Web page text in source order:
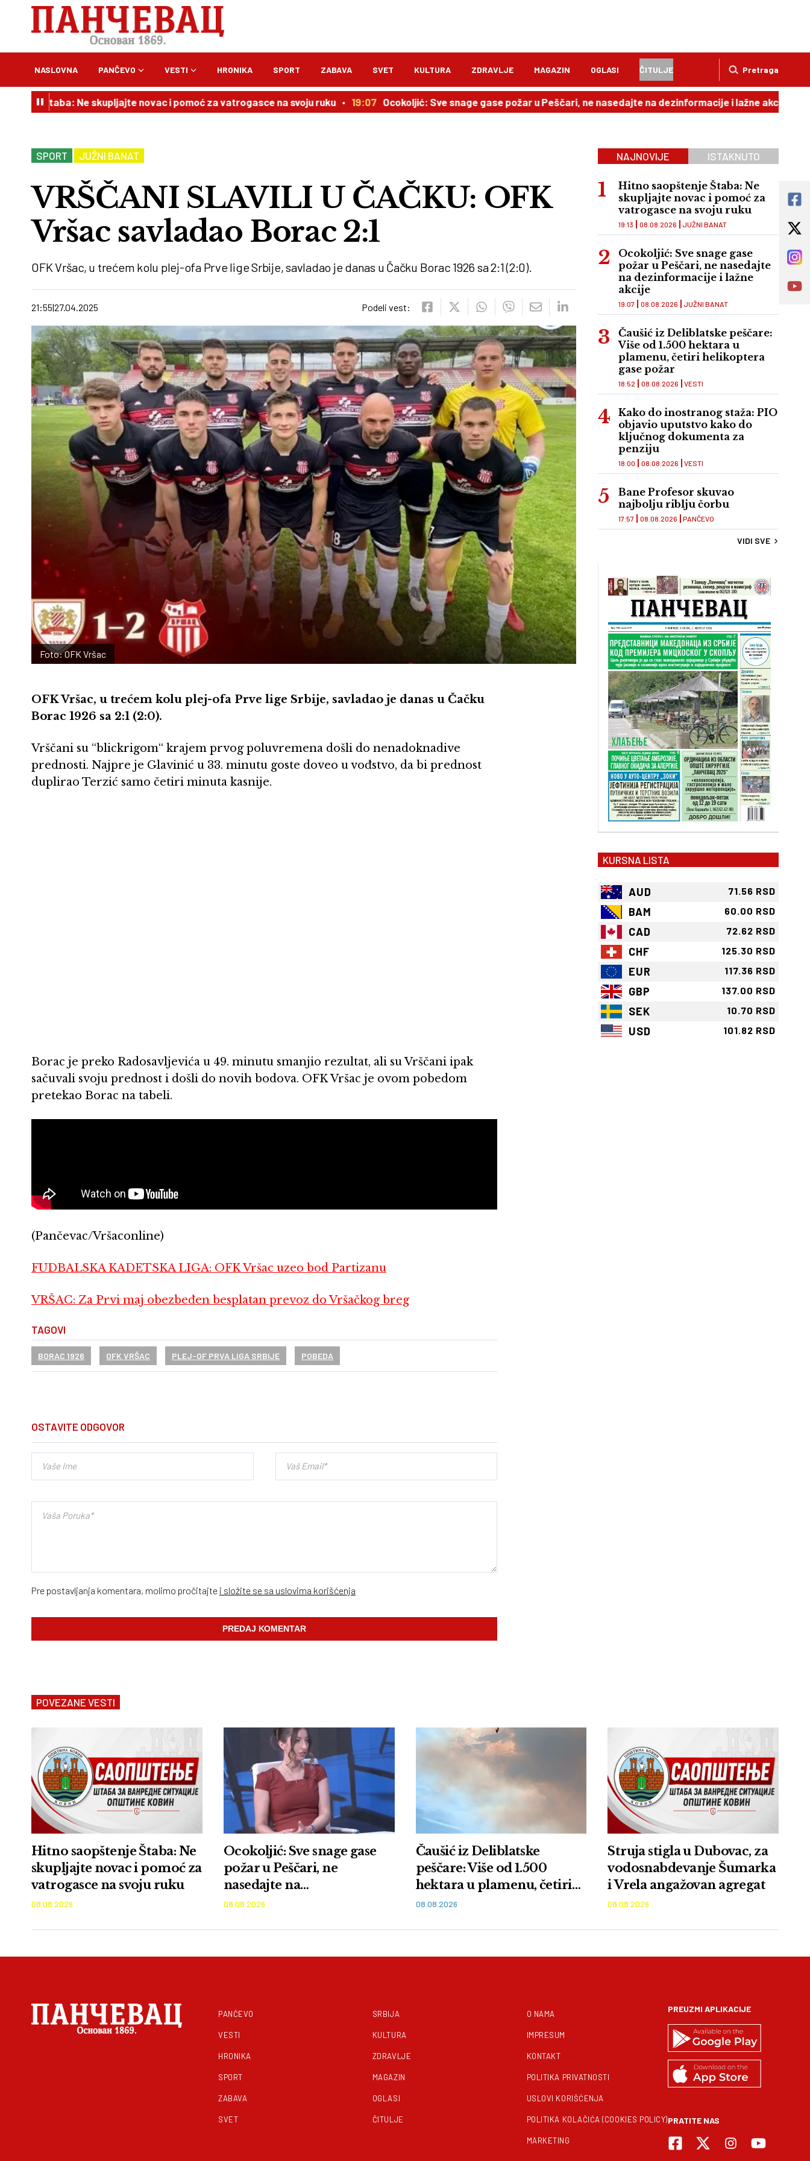
Pretraga
NASLOVNA PANČEVO VESTI HRONIKA SPORT ZABAVA SVET KULTURA ZDRAVLJE MAGAZIN OGLASI ČITULJE
Štaba: Ne skupljajte novac i pomoć za vatrogasce na svoju ruku 19:07 Ocokoljić: Sve snage gase požar u Peščari, ne nasedajte na dezinformacije i lažne akcije 18:52
SPORT JUŽNI BANAT
VRŠČANI SLAVILI U ČAČKU: OFK
Vršac savladao Borac 2:1
OFK Vršac, u trećem kolu plej-ofa Prve lige Srbije, savladao je danas u Čačku Borac 1926 sa 2:1 (2:0).
21:55 27.04.2025 Podeli vest:
Foto: OFK Vršac
OFK Vršac, u trećem kolu plej-ofa Prve lige Srbije, savladao je danas u Čačku
Borac 1926 sa 2:1 (2:0).
Vrščani su “blickrigom“ krajem prvog poluvremena došli do nenadoknadive
prednosti. Najpre je Glavinić u 33. minutu goste doveo u vođstvo, da bi prednost
duplirao Terzić samo četiri minuta kasnije.
Borac je preko Radosavljevića u 49. minutu smanjio rezultat, ali su Vrščani ipak
sačuvali svoju prednost i došli do novih bodova. OFK Vršac je ovom pobedom
pretekao Borac na tabeli.
(Pančevac/Vršaconline)
FUDBALSKA KADETSKA LIGA: OFK Vršac uzeo bod Partizanu
VRŠAC: Za Prvi maj obezbeđen besplatan prevoz do Vršačkog breg
TAGOVI
BORAC 1926 OFK VRŠAC PLEJ-OF PRVA LIGA SRBIJE POBEDA
OSTAVITE ODGOVOR
Pre postavljanja komentara, molimo pročitajte i složite se sa uslovima korišćenja
NAJNOVIJE ISTAKNUTO
Hitno saopštenje Štaba: Ne
skupljajte novac i pomoć za
vatrogasce na svoju ruku
JUŽNI BANAT
19:13 08.08.2026
Ocokoljić: Sve snage gase
požar u Peščari, ne nasedajte
na dezinformacije i lažne
akcije
JUŽNI BANAT
19:07 08.08.2026
Čaušić iz Deliblatske peščare:
Više od 1.500 hektara u
plamenu, četiri helikoptera
gase požar
VESTI
18:52 08.08.2026
Kako do inostranog staža: PIO
objavio uputstvo kako do
ključnog dokumenta za
penziju
VESTI
18:00 08.08.2026
Bane Profesor skuvao
najbolju riblju čorbu
PANČEVO
17:57 08.08.2026
VIDI SVE
KURSNA LISTA
AUD 71.56 RSD
BAM 60.00 RSD
CAD 72.62 RSD
CHF 125.30 RSD
EUR 117.36 RSD
GBP 137.00 RSD
SEK 10.70 RSD
USD 101.82 RSD
POVEZANE VESTI
Hitno saopštenje Štaba: Ne
skupljajte novac i pomoć za
vatrogasce na svoju ruku
08.08.2026
Ocokoljić: Sve snage gase
požar u Peščari, ne
nasedajte na
dezinformacije i lažne
08.08.2026
Čaušić iz Deliblatske
peščare: Više od 1.500
hektara u plamenu, četiri
helikoptera gase požar
08.08.2026
Struja stigla u Dubovac, za
vodosnabdevanje Šumarka
i Vrela angažovan agregat
08.08.2026
PANČEVO
VESTI
HRONIKA
SPORT
ZABAVA
SVET
SRBIJA
KULTURA
ZDRAVLJE
MAGAZIN
OGLASI
ČITULJE
O NAMA
IMPRESUM
KONTAKT
POLITIKA PRIVATNOSTI
USLOVI KORIŠĆENJA
POLITIKA KOLAČIĆA (COOKIES POLICY)
MARKETING
PREUZMI APLIKACIJE
PRATITE NAS